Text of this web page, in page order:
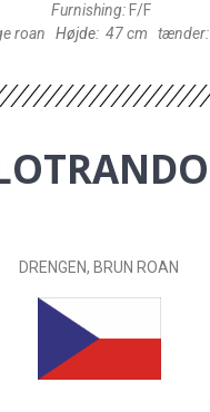
Furnishing:F/F
roan Højde: 47 cm tænder:
DRENGEN, BRUN ROAN